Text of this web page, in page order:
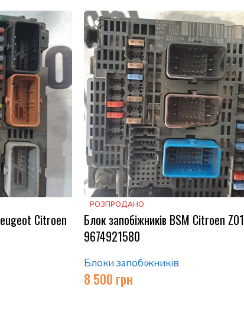
Citroen
РОЗПРОДАНО
Блок запобіжників BSM Citroen Z01
9674921580
Блоки запобіжників
8 500 грн